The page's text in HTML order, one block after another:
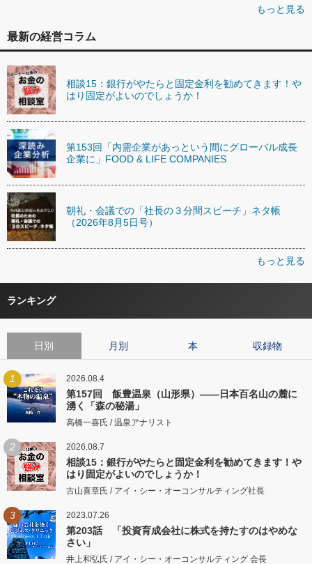
もっと見る
最新の経営コラム
相談15：銀行がやたらと固定金利を勧めてきます！や
はり固定がよいのでしょうか！
第153回「内需企業があっという間にグローバル成長
企業に」FOOD & LIFE COMPANIES
朝礼・会議での「社長の３分間スピーチ」ネタ帳
（2026年8月5日号）
もっと見る
ランキング
日別 月別 本 収録物
1 2026.08.4
第157回 飯豊温泉（山形県）――日本百名山の麓に
湧く「森の秘湯」
高橋一喜氏 / 温泉アナリスト
2 2026.08.7
相談15：銀行がやたらと固定金利を勧めてきます！や
はり固定がよいのでしょうか！
古山喜章氏 / アイ・シー・オーコンサルティング社長
3 2023.07.26
第203話 「投資育成会社に株式を持たすのはやめな
さい」
井上和弘氏 / アイ・シー・オーコンサルティング 会長